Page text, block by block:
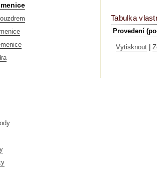
Tabulka
Provedení
Vytisknout